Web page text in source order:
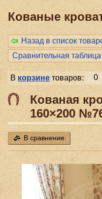
Кованые
Назад в список
Сравнительная
В корзинетоваров: 0
Кованая
160×200
В сравнение